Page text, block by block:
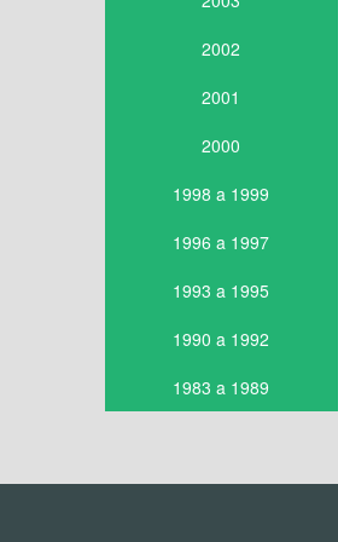
2002
2001
2000
1998 a 1999
1996 a 1997
1993 a 1995
1990 a 1992
1983 a 1989